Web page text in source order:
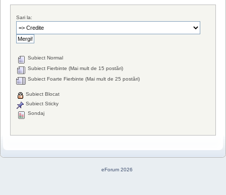
Sari la:
Subiect Normal
Subiect Fierbinte (Mai mult de 15 postări)
Subiect Foarte Fierbinte (Mai mult de 25 postări)
Subiect Blocat
Subiect Sticky
Sondaj
eForum 2026